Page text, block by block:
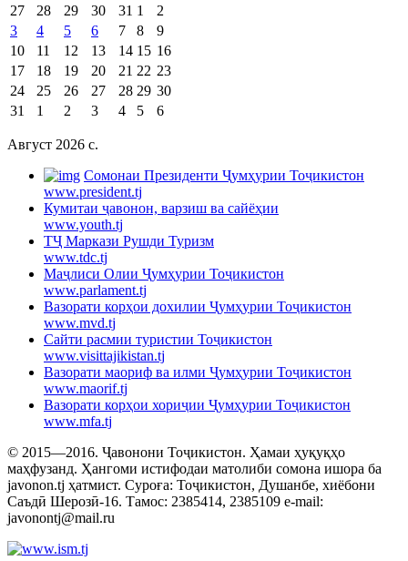
27
28 29 30 31 1
2
3
4 5 6 7 8
9
10
11 12 13 14 15 16
17
18 19 20 21 22 23
24
25 26 27 28 29 30
31
1 2 3 4 5 6
Август 2026 c.
Cомонаи Президенти Ҷумҳурии Тоҷикистон
www.president.tj
Кумитаи ҷавонон, варзиш ва сайёҳии
www.youth.tj
ТҶ Маркази Рушди Туризм
www.tdc.tj
Маҷлиси Олии Ҷумҳурии Тоҷикистон
www.parlament.tj
Вазорати корҳои дохилии Ҷумҳурии Тоҷикистон
www.mvd.tj
Сайти расмии туристии Тоҷикистон
www.visittajikistan.tj
Вазорати маориф ва илми Ҷумҳурии Тоҷикистон
www.maorif.tj
Вазорати корҳои хориҷии Ҷумҳурии Тоҷикистон
www.mfa.tj
© 2015—2016. Ҷавонони Тоҷикистон. Ҳамаи ҳуқуқҳо
маҳфузанд. Ҳангоми истифодаи матолиби сомона ишора ба
javonon.tj ҳатмист. Суроға: Тоҷикистон, Душанбе, хиёбони
Саъдӣ Шерозӣ-16. Тамос: 2385414, 2385109 e-mail:
javonontj@mail.ru